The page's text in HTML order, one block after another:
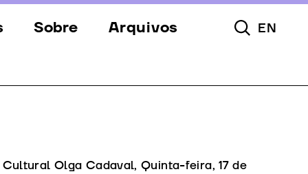
Sobre
Equipa
Arquivos Pesquisar
EN
Olga Cadaval, Quinta-feira, 17 de